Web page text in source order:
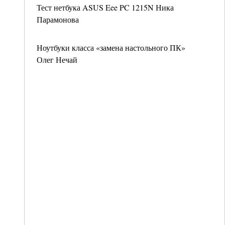
Тест нетбука ASUS Eee PC 1215N Ника
Парамонова
Ноутбуки класса «замена настольного ПК»
Олег Нечай